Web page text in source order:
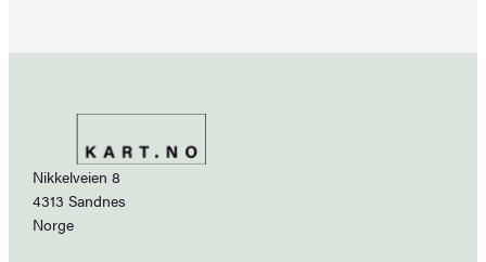
Nikkelveien 8
4313 Sandnes
Norge